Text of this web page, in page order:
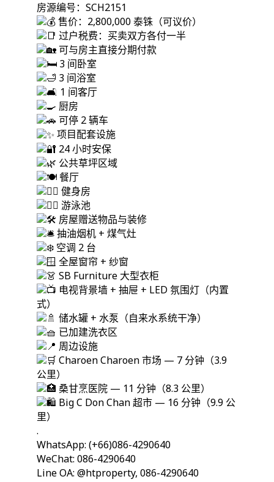
房源编号：SCH2151
售价：2,800,000 泰铢（可议价）
过户税费：买卖双方各付一半
可与房主直接分期付款
3 间卧室
3 间浴室
1 间客厅
厨房
可停 2 辆车
项目配套设施
24 小时安保
公共草坪区域
餐厅
健身房
游泳池
房屋赠送物品与装修
抽油烟机 + 煤气灶
空调 2 台
全屋窗帘 + 纱窗
SB Furniture 大型衣柜
电视背景墙 + 抽屉 + LED 氛围灯（内置
式）
储水罐 + 水泵（自来水系统干净）
已加建洗衣区
周边设施
Charoen Charoen 市场 — 7 分钟（3.9
公里）
桑甘烹医院 — 11 分钟（8.3 公里）
Big C Don Chan 超市 — 16 分钟（9.9 公
里）
.
WhatsApp: (+66)086-4290640
WeChat: 086-4290640
Line OA: @htproperty, 086-4290640